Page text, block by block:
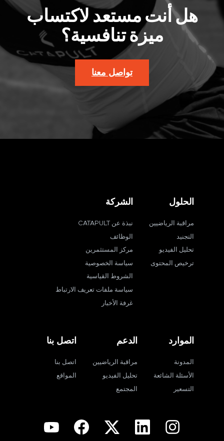
هل أنت مستعد لاكتساب
ميزة تنافسية؟
تواصل معنا
الحلول
مراقبة الرياضيين
التجنيد
تحليل الفيديو
ترخيص المحتوى
الشركة
نبذة عن CATAPULT
الوظائف
مركز المستثمرين
سياسة الخصوصية
الشروط القياسية
سياسة ملفات تعريف الارتباط
غرفة الأخبار
الموارد
المدونة
الأسئلة الشائعة
التسعير
الدعم
مراقبة الرياضيين
تحليل الفيديو
المجتمع
اتصل بنا
اتصل بنا
المواقع